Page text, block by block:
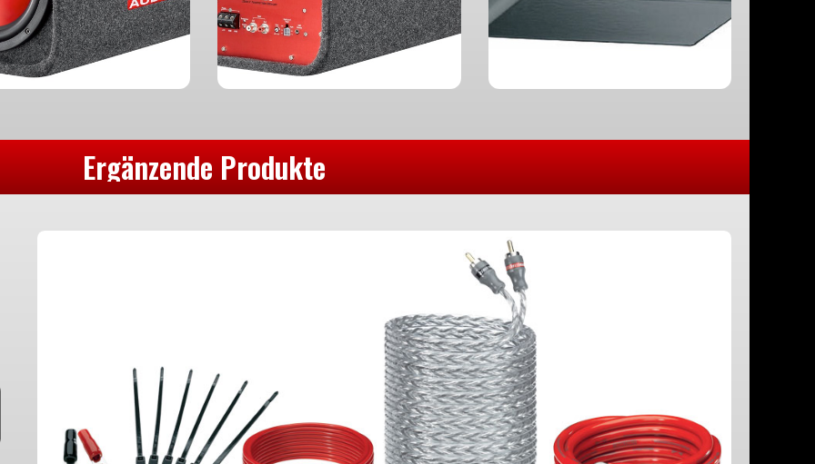
Ergänzende Produkte